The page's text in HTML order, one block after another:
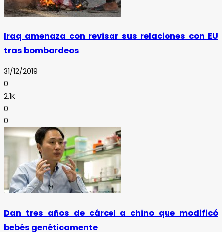
Iraq amenaza con revisar sus relaciones con EU
tras bombardeos
31/12/2019
0
2.1K
0
0
Dan tres años de cárcel a chino que modificó
bebés genéticamente